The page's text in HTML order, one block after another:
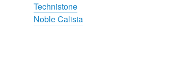
Technistone
Noble Calista